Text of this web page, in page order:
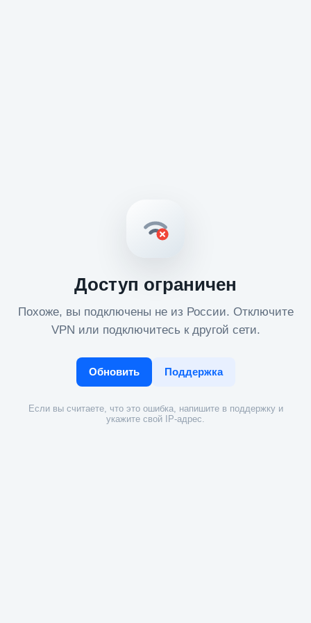
Доступ ограничен
Похоже, вы подключены не из России. Отключите
VPN или подключитесь к другой сети.
Обновить Поддержка
Если вы считаете, что это ошибка, напишите в поддержку и
укажите свой IP-адрес.